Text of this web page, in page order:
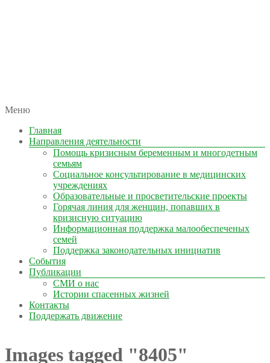
КОЛЫМА — ЗА ЖИЗНЬ
автономная некоммерческая организация
Меню
Главная
Направления деятельности
Помощь кризисным беременным и многодетным
семьям
Социальное консультирование в медицинских
учреждениях
Образовательные и просветительские проекты
Горячая линия для женщин, попавших в
кризисную ситуацию
Информационная поддержка малообеспеченых
семей
Поддержка законодательных инициатив
События
Публикации
СМИ о нас
Истории спасенных жизней
Контакты
Поддержать движение
Images tagged "8405"